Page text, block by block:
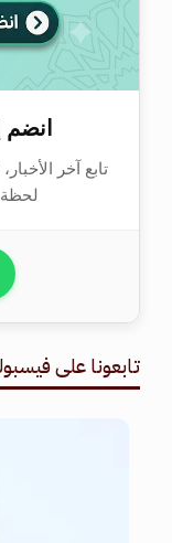
انضم
تابع آخر
تابعونا على